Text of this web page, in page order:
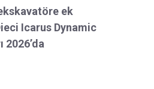
ve Crown
makinelerinden
ek
Icarus Dynamic